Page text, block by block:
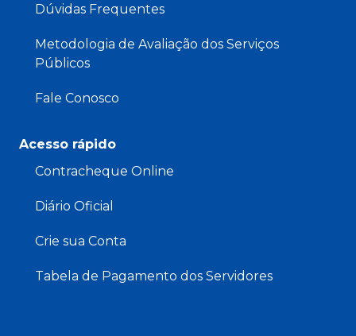
Dúvidas Frequentes
Metodologia de Avaliação dos Serviços
Públicos
Fale Conosco
Acesso rápido
Contracheque Online
Diário Oficial
Crie sua Conta
Tabela de Pagamento dos Servidores